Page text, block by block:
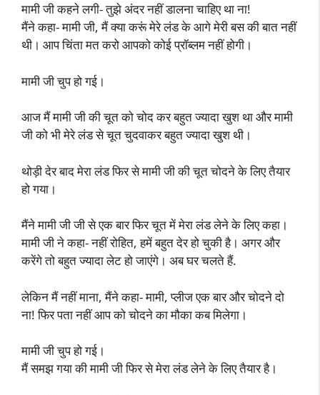
मामी जी कहने लगी- तुझे अंदर नहीं डालना चाहिए था ना!
मैंने कहा- मामी जी, मैं क्या करूं मेरे लंड के आगे मेरी बस की बात नहीं
थी। आप चिंता मत करो आपको कोई प्रॉब्लम नहीं होगी।
मामी जी चुप हो गई।
आज मैं मामी जी की चूत को चोद कर बहुत ज्यादा खुश था और मामी
जी को भी मेरे लंड से चूत चुदवाकर बहुत ज्यादा खुश थी।
थोड़ी देर बाद मेरा लंड फिर से मामी जी की चूत चोदने के लिए तैयार
हो गया।
मैंने मामी जी जी से एक बार फिर चूत में मेरा लंड लेने के लिए कहा।
मामी जी ने कहा- नहीं रोहित, हमें बहुत देर हो चुकी है। अगर और
करेंगे तो बहुत ज्यादा लेट हो जाएंगे। अब घर चलते हैं.
लेकिन मैं नहीं माना, मैंने कहा- मामी, प्लीज एक बार और चोदने दो
ना! फिर पता नहीं आप को चोदने का मौका कब मिलेगा।
मामी जी चुप हो गई।
मैं समझ गया की मामी जी फिर से मेरा लंड लेने के लिए तैयार है।